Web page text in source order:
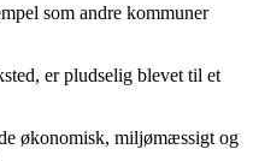
som andre kommuner
er pludselig blevet til et
økonomisk, miljømæssigt og